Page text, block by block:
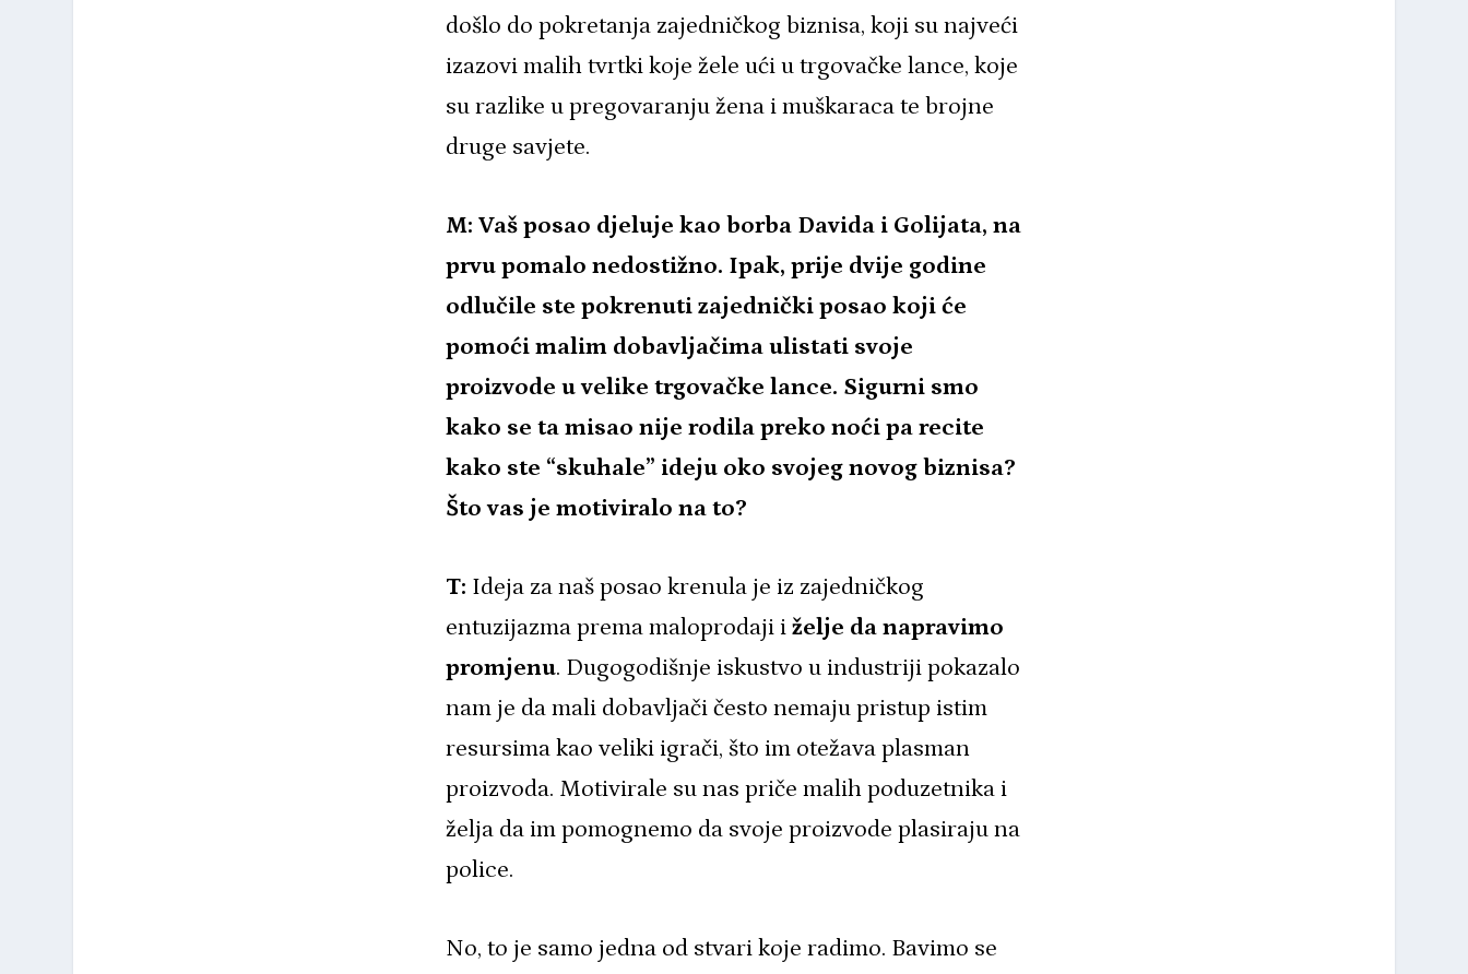
došlo do pokretanja zajedničkog biznisa, koji su najveći
izazovi malih tvrtki koje žele ući u trgovačke lance, koje
su razlike u pregovaranju žena i muškaraca te brojne
druge savjete.
M: Vaš posao djeluje kao borba Davida i Golijata, na
prvu pomalo nedostižno. Ipak, prije dvije godine
odlučile ste pokrenuti zajednički posao koji će
pomoći malim dobavljačima ulistati svoje
proizvode u velike trgovačke lance. Sigurni smo
kako se ta misao nije rodila preko noći pa recite
kako ste “skuhale” ideju oko svojeg novog biznisa?
Što vas je motiviralo na to?
T: Ideja za naš posao krenula je iz zajedničkog
entuzijazma prema maloprodaji i želje da napravimo
promjenu. Dugogodišnje iskustvo u industriji pokazalo
nam je da mali dobavljači često nemaju pristup istim
resursima kao veliki igrači, što im otežava plasman
proizvoda. Motivirale su nas priče malih poduzetnika i
želja da im pomognemo da svoje proizvode plasiraju na
police.
No, to je samo jedna od stvari koje radimo. Bavimo se